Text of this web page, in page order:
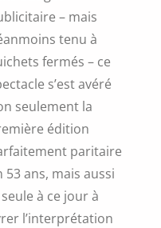
– mais
tenu à
fermés – ce
s’est avéré
seulement la
édition
paritaire
53 ans, mais aussi
à ce jour à
l’interprétation